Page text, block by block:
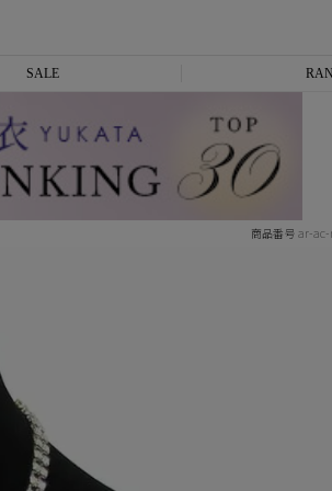
SALE
商品番号 ar-